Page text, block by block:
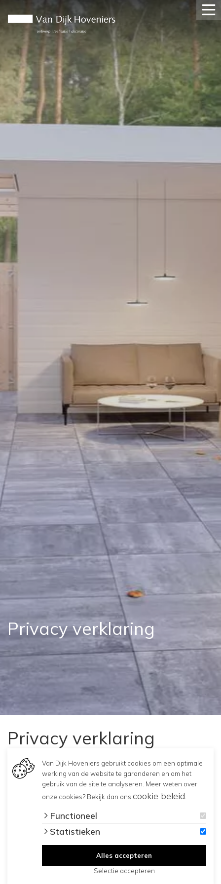
Privacy verklaring
Privacy verklaring
Van Dijk Hoveniers gebruikt cookies om een optimale
werking van de website te garanderen en om het
gebruik van de site te analyseren. Meer weten over
onze cookies? Bekijk dan ons cookie beleid
Functioneel
Statistieken
Selectie accepteren
Alles accepteren